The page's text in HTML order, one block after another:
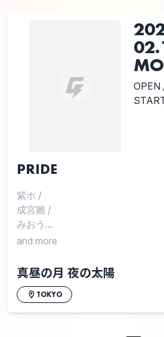
PRIDE
紫ホ /
成宮雛 /
みおう...
and more
真昼の月 夜の太陽
TOKYO